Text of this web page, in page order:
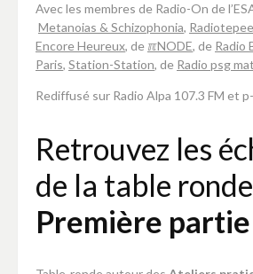
Avec les membres de Radio-On de
Metanoias & Schizophonia, Radiotepee
Encore Heureux, de ℼNODE, de Radio
Paris, Station-Station, de Radio psg
Rediffusé sur Radio Alpa 107.3 FM et
Retrouvez les
de la table
Première partie